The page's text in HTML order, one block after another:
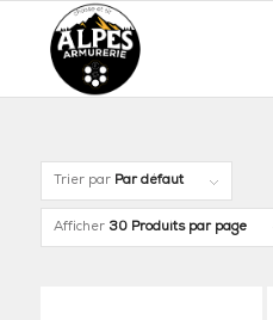
Trier par Par défaut
Afficher 30 Produits par page